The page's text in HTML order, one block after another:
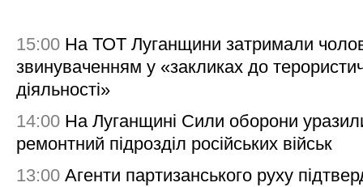
15:00 На ТОТ Луганщини затримали
звинуваченням у «закликах до
діяльності»
14:00 На Луганщині Сили оборони
ремонтний підрозділ російських військ
13:00 Агенти партизанського руху